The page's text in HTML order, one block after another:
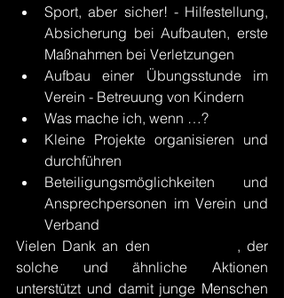
Sport, aber sicher! - Hilfestellung,
Absicherung bei Aufbauten, erste
Maßnahmen bei Verletzungen
Aufbau einer Übungsstunde im
Verein - Betreuung von Kindern
Was mache ich, wenn …?
Kleine Projekte organisieren und
durchführen
Beteiligungsmöglichkeiten und
Ansprechpersonen im Verein und
Verband
Vielen Dank an den
, der
solche und ähnliche Aktionen
unterstützt und damit junge Menschen